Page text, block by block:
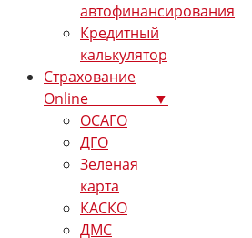
автофинансирования
Кредитный
калькулятор
Страхование
Online ▼
ОСАГО
ДГО
Зеленая
карта
КАСКО
ДМС